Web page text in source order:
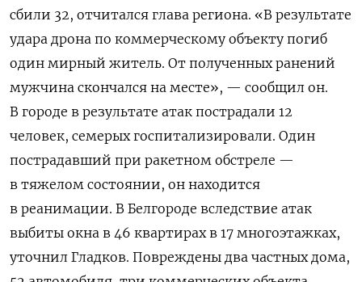
сбили 32, отчитался глава региона. «В результате
удара дрона по коммерческому объекту погиб
один мирный житель. От полученных ранений
мужчина скончался на месте», — сообщил он.
В городе в результате атак пострадали 12
человек, семерых госпитализировали. Один
пострадавший при ракетном обстреле —
в тяжелом состоянии, он находится
в реанимации. В Белгороде вследствие атак
выбиты окна в 46 квартирах в 17 многоэтажках,
уточнил Гладков. Повреждены два частных дома,